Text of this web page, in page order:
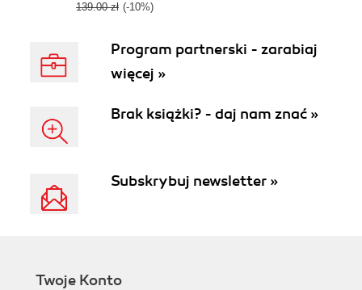
139.00 zł (-10%)
Program partnerski - zarabiaj
więcej »
Brak książki? - daj nam znać »
Subskrybuj newsletter »
Twoje Konto